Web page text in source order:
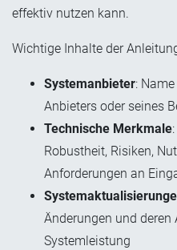
effektiv nutzen kann.
Wichtige Inhalte der
Systemanbieter:
Anbieters oder seines
Technische Merkmale
Robustheit, Risiken,
Anforderungen an
Änderungen und
Systemleistung